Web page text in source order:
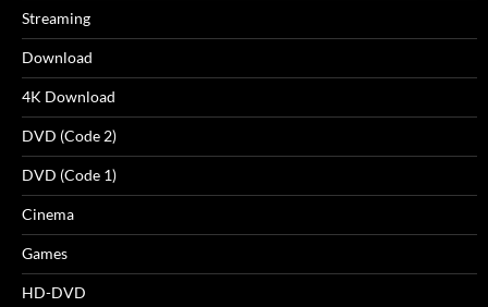
Streaming
Download
4K Download
DVD (Code 2)
DVD (Code 1)
Cinema
Games
HD-DVD